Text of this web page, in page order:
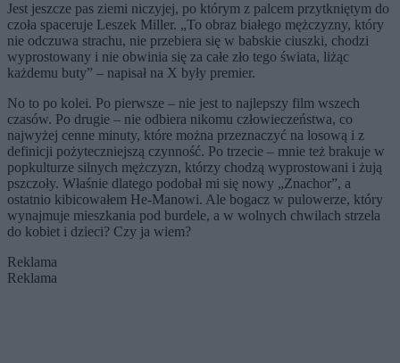
Jest jeszcze pas ziemi niczyjej, po którym z palcem przytkniętym do
czoła spaceruje Leszek Miller. „To obraz białego mężczyzny, który
nie odczuwa strachu, nie przebiera się w babskie ciuszki, chodzi
wyprostowany i nie obwinia się za całe zło tego świata, liżąc
każdemu buty” – napisał na X były premier.
No to po kolei. Po pierwsze – nie jest to najlepszy film wszech
czasów. Po drugie – nie odbiera nikomu człowieczeństwa, co
najwyżej cenne minuty, które można przeznaczyć na losową i z
definicji pożyteczniejszą czynność. Po trzecie – mnie też brakuje w
popkulturze silnych mężczyzn, którzy chodzą wyprostowani i żują
pszczoły. Właśnie dlatego podobał mi się nowy „Znachor”, a
ostatnio kibicowałem He-Manowi. Ale bogacz w pulowerze, który
wynajmuje mieszkania pod burdele, a w wolnych chwilach strzela
do kobiet i dzieci? Czy ja wiem?
Reklama
Reklama